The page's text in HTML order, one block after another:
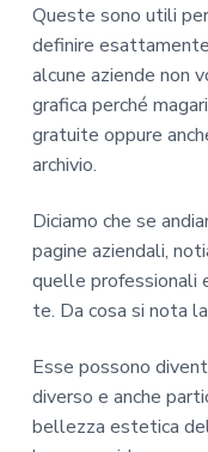
Queste sono utili
definire
alcune aziende non
grafica perché
gratuite oppure
archivio.
Diciamo che se
pagine aziendali,
quelle professionali
te. Da cosa si nota
Esse possono
diverso e anche
bellezza estetica